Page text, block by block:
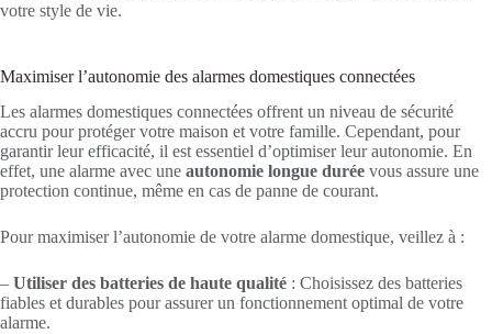
votre style de vie.
Maximiser l’autonomie des alarmes domestiques connectées
Les alarmes domestiques connectées offrent un niveau de sécurité
accru pour protéger votre maison et votre famille. Cependant, pour
garantir leur efficacité, il est essentiel d’optimiser leur autonomie. En
effet, une alarme avec une autonomie longue durée vous assure une
protection continue, même en cas de panne de courant.
Pour maximiser l’autonomie de votre alarme domestique, veillez à :
– Utiliser des batteries de haute qualité : Choisissez des batteries
fiables et durables pour assurer un fonctionnement optimal de votre
alarme.